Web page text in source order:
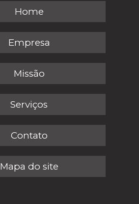
Home
Empresa
Missão
Serviços
Contato
Mapa do site